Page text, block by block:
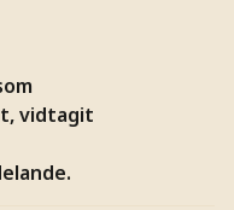
vidtagit